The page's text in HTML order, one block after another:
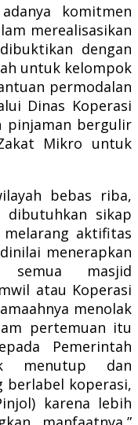
komitmen
merealisasikan
dengan
untuk kelompok
permodalan
Dinas Koperasi
pinjaman bergulir
Mikro untuk
bebas riba,
dibutuhkan sikap
aktifitas
menerapkan
masjid
atau Koperasi
menolak
pertemuan itu
Pemerintah
menutup dan
berlabel koperasi,
karena lebih